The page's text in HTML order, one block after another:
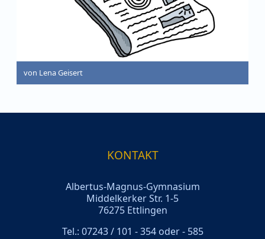
von Lena Geisert
KONTAKT
Albertus-Magnus-Gymnasium
Middelkerker Str. 1-5
76275 Ettlingen
Tel.: 07243 / 101 - 354 oder - 585